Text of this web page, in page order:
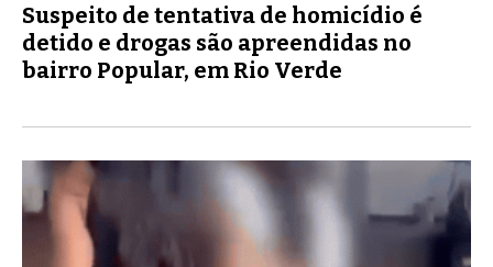
Suspeito de tentativa de homicídio é
detido e drogas são apreendidas no
bairro Popular, em Rio Verde